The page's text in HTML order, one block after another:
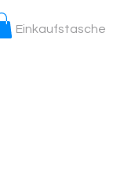
Einkaufstasche